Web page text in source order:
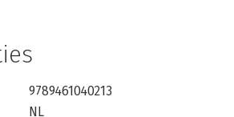
9789461040213
NL